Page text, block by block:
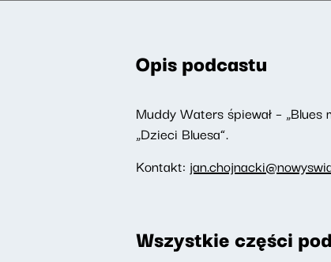
Opis podcastu
Muddy Waters śpiewał – „Blues
„Dzieci Bluesa”.
Kontakt:
Wszystkie części